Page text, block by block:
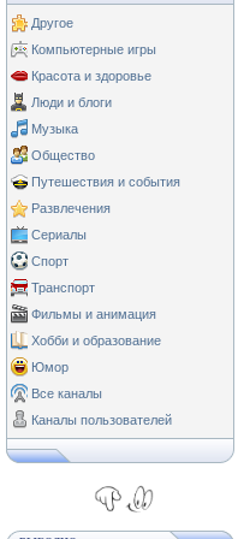
Другое
Компьютерные игры
Красота и здоровье
Люди и блоги
Музыка
Общество
Путешествия и события
Развлечения
Сериалы
Спорт
Транспорт
Фильмы и анимация
Хобби и образование
Юмор
Все каналы
Каналы пользователей